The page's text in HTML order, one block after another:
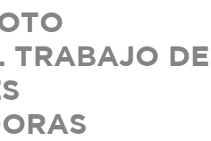
TRABAJO DE